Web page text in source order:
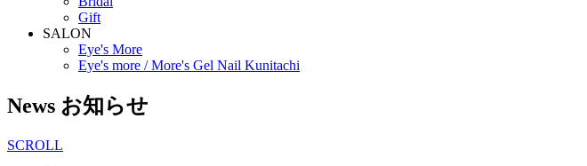
Gift
SALON
Eye's More
Eye's more / More's Gel Nail Kunitachi
News お知らせ
SCROLL